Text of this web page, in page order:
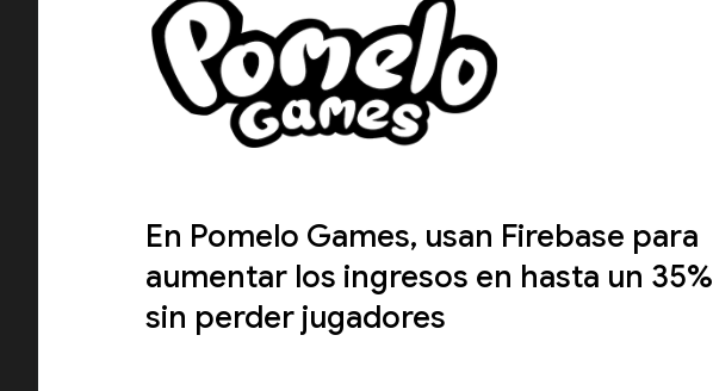
En Pomelo Games, usan Firebase para
aumentar los ingresos en hasta un 35%
sin perder jugadores